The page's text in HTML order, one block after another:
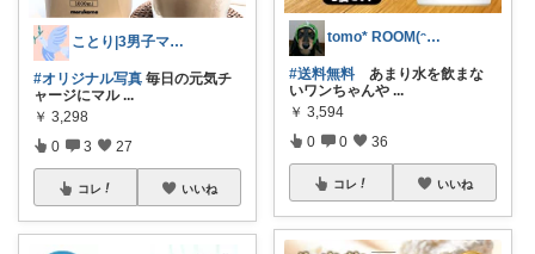
ことり|3男子ママのRoom
#オリジナル写真 毎日の元気チ
ャージにマル ...
￥ 3,298
0 3 27
コレ いいね
tomo* ROOM(ᵔᴥᵔ)♪
#送料無料 あまり水を飲まな
いワンちゃんや ...
￥ 3,594
0 0 36
コレ いいね